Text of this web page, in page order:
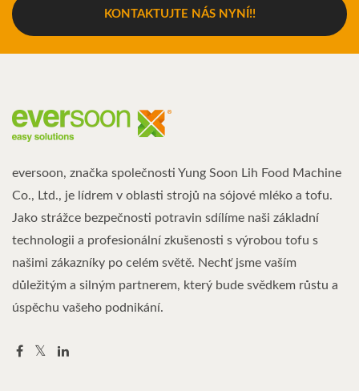
KONTAKTUJTE NÁS NYNÍ!!
eversoon, značka společnosti Yung Soon Lih Food Machine
Co., Ltd., je lídrem v oblasti strojů na sójové mléko a tofu.
Jako strážce bezpečnosti potravin sdílíme naši základní
technologii a profesionální zkušenosti s výrobou tofu s
našimi zákazníky po celém světě. Nechť jsme vaším
důležitým a silným partnerem, který bude svědkem růstu a
úspěchu vašeho podnikání.